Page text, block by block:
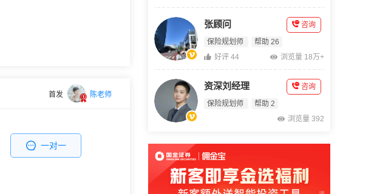
首发 陈老师
一对一
张顾问
保险规划师 帮助 26
咨询
好评 44 浏览量 18万+
资深刘经理
保险规划师 帮助 2
咨询
浏览量 392